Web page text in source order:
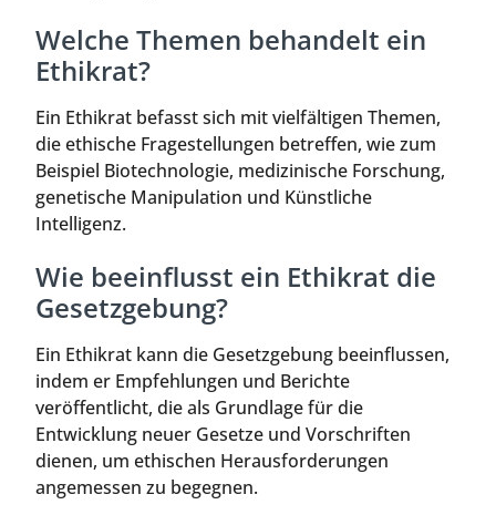
Welche Themen behandelt ein
Ethikrat?
Ein Ethikrat befasst sich mit vielfältigen Themen,
die ethische Fragestellungen betreffen, wie zum
Beispiel Biotechnologie, medizinische Forschung,
genetische Manipulation und Künstliche
Intelligenz.
Wie beeinflusst ein Ethikrat die
Gesetzgebung?
Ein Ethikrat kann die Gesetzgebung beeinflussen,
indem er Empfehlungen und Berichte
veröffentlicht, die als Grundlage für die
Entwicklung neuer Gesetze und Vorschriften
dienen, um ethischen Herausforderungen
angemessen zu begegnen.